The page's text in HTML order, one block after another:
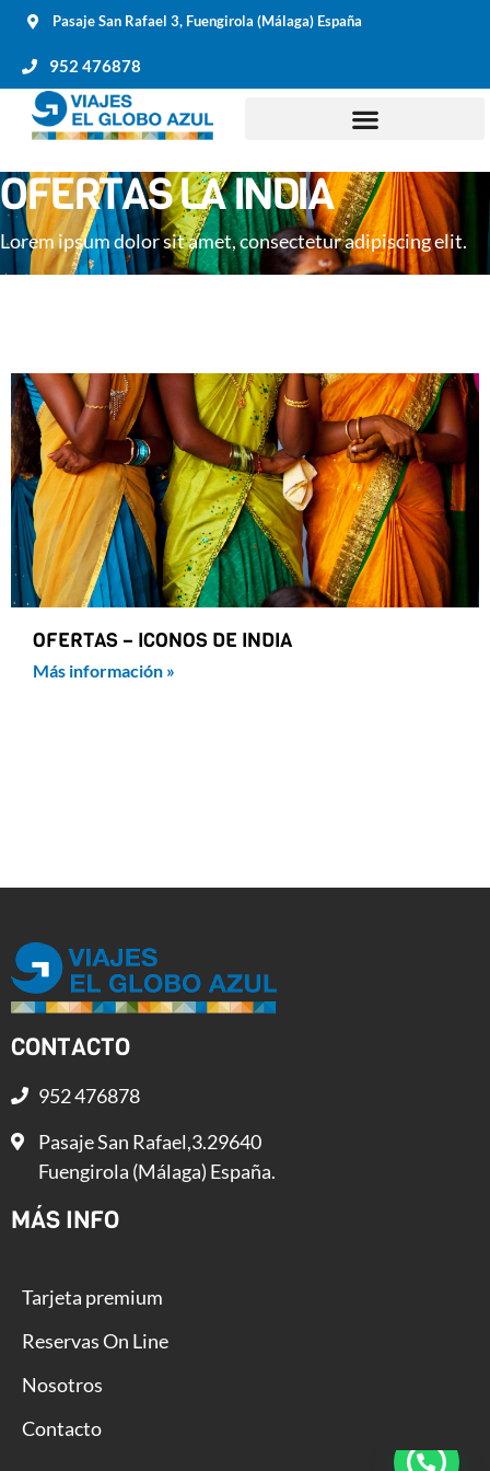
Pasaje San Rafael 3, Fuengirola (Málaga) España
952 476878
OFERTAS LA INDIA
Lorem ipsum dolor sit amet, consectetur adipiscing elit.
OFERTAS – ICONOS DE INDIA
Más información »
CONTACTO
952 476878
Pasaje San Rafael,3.29640
Fuengirola (Málaga) España.
MÁS INFO
Tarjeta premium
Reservas On Line
Nosotros
Contacto
Estrategia y diseño web - Gurú Creativos